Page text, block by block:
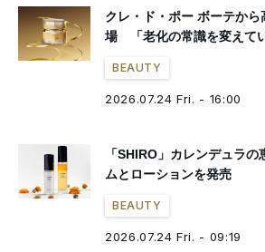
クレ・ド・ポー ボーテか
場 「老化の常識を変えて
BEAUTY
2026.07.24 Fri. - 16:00
「SHIRO」カレンデュラ
ムとローションを発売
BEAUTY
2026.07.24 Fri. - 09:19